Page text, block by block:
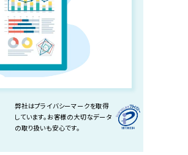
弊社はプライバシーマークを取得
しています。 お客様の大切なデータ
の取り扱いも安心です。